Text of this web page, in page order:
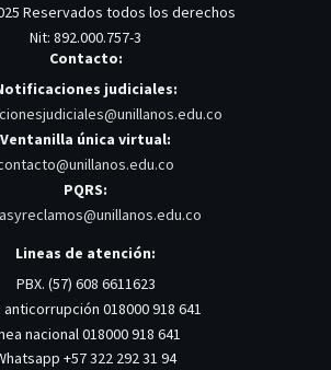
Reservados todos los derechos
Nit: 892.000.757-3
Contacto:
judiciales:
Ventanilla única virtual:
PQRS:
Lineas de atención:
PBX. (57) 608 6611623
anticorrupción 018000 918 641
nacional 018000 918 641
+57 322 292 31 94